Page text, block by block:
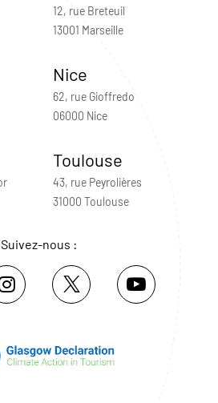
12, rue Breteuil
13001 Marseille
Nice
62, rue Gioffredo
06000 Nice
Toulouse
43, rue Peyrolières
31000 Toulouse
Suivez-nous :